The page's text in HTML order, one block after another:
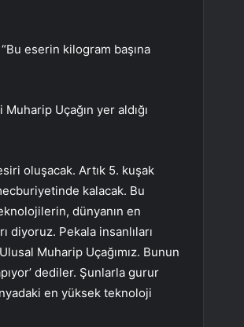
eserin kilogram başına
Uçağın yer aldığı
oluşacak. Artık 5. kuşak
kalacak. Bu
dünyanın en
diyoruz. Pekala insanlıları
Muharip Uçağımız. Bunun
dediler. Şunlarla gurur
en yüksek teknoloji